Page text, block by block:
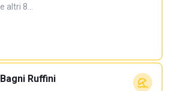
e altri 8…
Bagni Ruffini